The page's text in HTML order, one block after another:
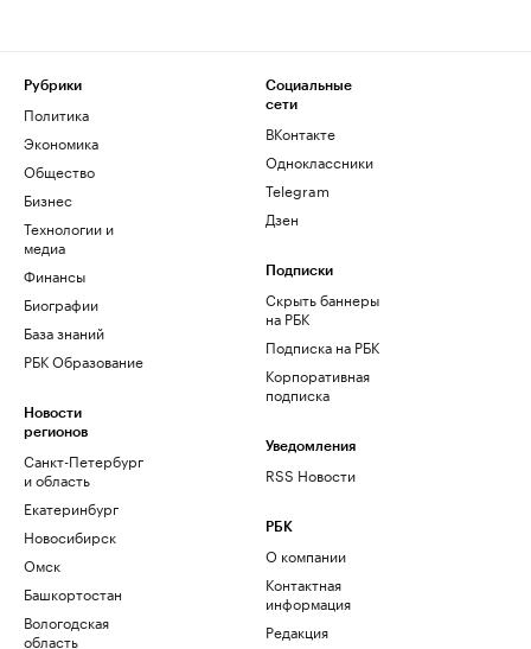
Рубрики
Политика
Экономика
Общество
Бизнес
Технологии и
медиа
Финансы
Биографии
База знаний
РБК Образование
Новости
регионов
Санкт-Петербург
и область
Екатеринбург
Новосибирск
Омск
Башкортостан
Вологодская
область
Социальные
сети
ВКонтакте
Одноклассники
Telegram
Дзен
Подписки
Скрыть баннеры
на РБК
Подписка на РБК
Корпоративная
подписка
Уведомления
RSS Новости
РБК
О компании
Контактная
информация
Редакция